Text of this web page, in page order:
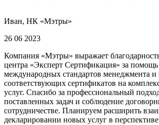
Иван, НК «Мэтры»
26 06 2023
Компания «Мэтры» выражает
центра «Эксперт Сертификация» за
международных стандартов менеджмента и
соответствующих сертификатов на
услуг. Спасибо за профессиональный
поставленных задач и соблюдение
сотрудничестве. Планируем расширить
декларировании новых услуг в